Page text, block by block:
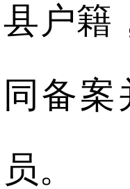
县户籍
同备
员。